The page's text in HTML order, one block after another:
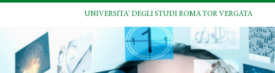
UNIVERSITA' DEGLI STUDI ROMA TOR VERGATA